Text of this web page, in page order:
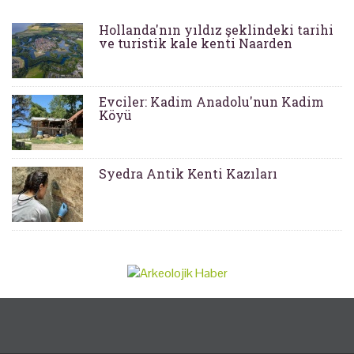
Hollanda'nın yıldız şeklindeki tarihi
ve turistik kale kenti Naarden
Evciler: Kadim Anadolu'nun Kadim
Köyü
Syedra Antik Kenti Kazıları